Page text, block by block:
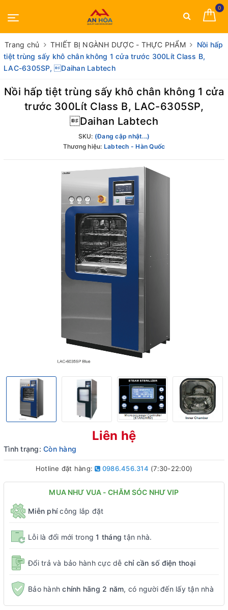
0
Trang chủ THIẾT BỊ NGÀNH DƯỢC - THỰC PHẨM
Nồi hấp
tiệt trùng sấy khô chân không 1 cửa trước 300Lít Class B,
LAC-6305SP, Daihan Labtech
Nồi hấp tiệt trùng sấy khô chân không 1 cửa
trước 300Lít Class B, LAC-6305SP,
Daihan Labtech
SKU: (Đang cập nhật...)
Thương hiệu: Labtech - Hàn Quốc
Liên hệ
Tình trạng: Còn hàng
Hotline đặt hàng: 0986.456.314 (7:30-22:00)
MUA NHƯ VUA - CHĂM SÓC NHƯ VIP
Miễn phícông lắp đặt
Lỗi là đổi mới trong1 tháng tận nhà.
Đổi trả và bảo hành cực dễ chỉ cần số điện thoại
Bảo hànhchính hãng 2 năm, có người đến lấy tận nhà